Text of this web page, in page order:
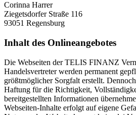
Corinna Harrer
Ziegetsdorfer Straße 116
93051 Regensburg
Inhalt des Onlineangebotes
Die Webseiten der TELIS FINANZ
Handelsvertreter werden permanent
größtmöglicher Sorgfalt erstellt.
Haftung für die Richtigkeit,
bereitgestellten Informationen
Webseiten-Inhalte erfolgt auf eigene